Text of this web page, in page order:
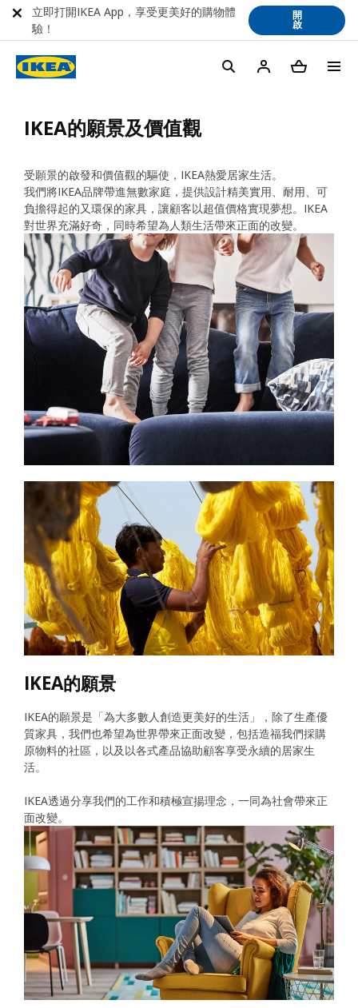
IKEA的願景及價值觀
受願景的啟發和價值觀的驅使，IKEA熱愛居家生活。
我們將IKEA品牌帶進無數家庭，提供設計精美實用、耐用、可
負擔得起的又環保的家具，讓顧客以超值價格實現夢想。IKEA
對世界充滿好奇，同時希望為人類生活帶來正面的改變。
IKEA的願景
IKEA的願景是「為大多數人創造更美好的生活」，除了生產優
質家具，我們也希望為世界帶來正面改變，包括造福我們採購
原物料的社區，以及以各式產品協助顧客享受永續的居家生
活。
IKEA透過分享我們的工作和積極宣揚理念，一同為社會帶來正
面改變。
立即打開IKEA App，享受更美好的購物體
驗！
開
啟